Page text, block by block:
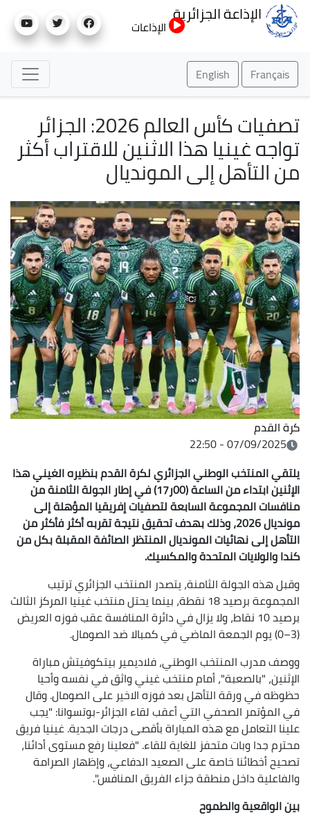
إلى
الإذاعة الجزائرية
الإذاعات
Français
English
تصفيات كأس العالم 2026: الجزائر
تواجه غينيا هذا الاثنين للاقتراب أكثر
من التأهل إلى المونديال
كرة القدم
07/09/2025 - 22:50
يلتقي المنتخب الوطني الجزائري لكرة القدم بنظيره الغيني هذا
الإثنين ابتداء من الساعة (00ر17) في إطار الجولة الثامنة من
منافسات المجموعة السابعة لتصفيات إفريقيا المؤهلة إلى
مونديال 2026، وذلك بهدف تحقيق نتيجة تقربه أكثر فأكثر من
التأهل إلى نهائيات المونديال المنتظر الصائفة المقبلة بكل من
كندا والولايات المتحدة والمكسيك.
وقبل هذه الجولة الثامنة، يتصدر المنتخب الجزائري ترتيب
المجموعة برصيد 18 نقطة، بينما يحتل منتخب غينيا المركز الثالث
برصيد 10 نقاط، ولا يزال في دائرة المنافسة عقب فوزه العريض
ووصف مدرب المنتخب الوطني، فلاديمير بيتكوفيتش مباراة
الإثنين، "بالصعبة"، أمام منتخب غيني واثق في نفسه وأحيا
حظوظه في ورقة التأهل بعد فوزه الاخير على الصومال. وقال
في المؤتمر الصحفي التي أعقب لقاء الجزائر-بوتسوانا: "يجب
علينا التعامل مع هذه المباراة بأقصى درجات الجدية. غينيا فريق
محترم جدا وبات متحفز للغاية للقاء. "فعلينا رفع مستوى أدائنا،
تصحيح أخطائنا خاصة على الصعيد الدفاعي، وإظهار الصرامة
والفاعلية داخل منطقة جزاء الفريق المنافس".
بين الواقعية والطموح